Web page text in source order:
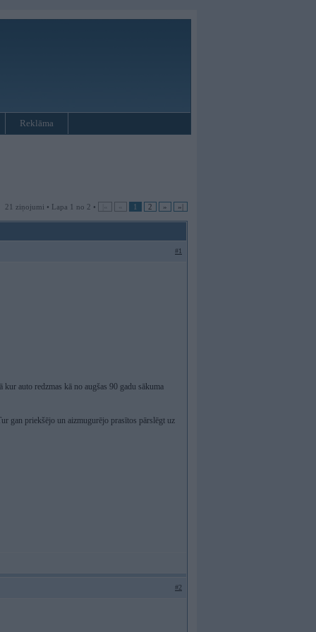
Reklāma
21 ziņojumi • Lapa 1 no 2 • |« « 1 2 » »|
#1
auto redzmas kā no augšas 90 gadu sākuma
gan priekšējo un aizmugurējo prasītos pārslēgt uz
#2